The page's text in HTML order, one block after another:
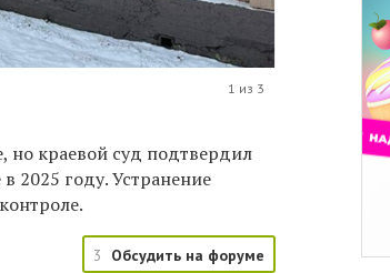
1 из 3
но краевой суд подтвердил
2025 году. Устранение
3 Обсудить на форуме